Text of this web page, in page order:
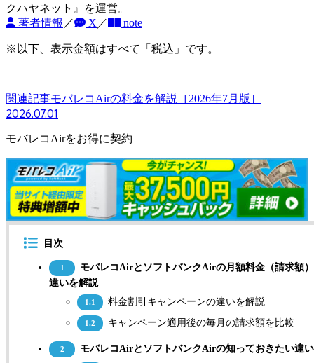
クハヤネット』を運営。
著者情報 ／ X ／ note
※以下、表示金額はすべて「税込」です。
関連記事モバレコAirの料金を解説［2026年7月版］
2026.07.01
モバレコAirをお得に契約
目次
1
モバレコAirとソフトバンクAirの月額料金（請求額
違いを解説
1.1 料金割引キャンペーンの違いを解説
1.2 キャンペーン適用後の毎月の請求額を比較
2 モバレコAirとソフトバンクAirの知っておきたい違い